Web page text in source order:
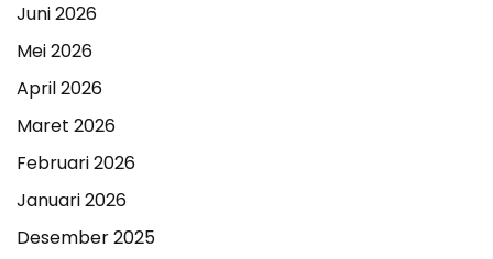
Juni 2026
Mei 2026
April 2026
Maret 2026
Februari 2026
Januari 2026
Desember 2025